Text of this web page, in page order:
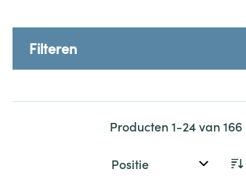
Filteren
Producten1-24van166
Sorteer op: